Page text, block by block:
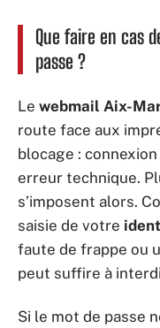
Que faire en cas
passe ?
Le webmail Aix-
route face aux
blocage :
erreur technique.
s’imposent alors.
saisie de votre
faute de frappe ou
peut suffire à
Si le mot de passe